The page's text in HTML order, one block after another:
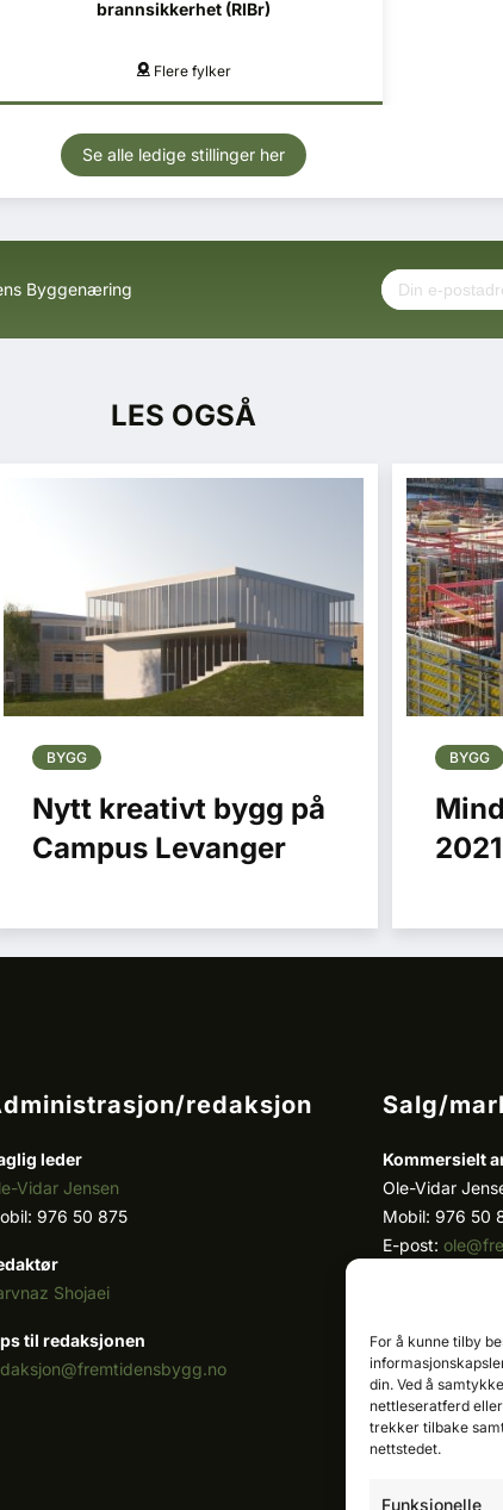
For å kunne tilby
din. Ved å
nettleseratferd
trekker tilbake
nettstedet.
Funksjonelle
Se alle ledige stillinger her
Byggenæring
LES OGSÅ
BYGG
Nytt kreativt bygg på
Campus Levanger
BYGG
2021
redaksjon
leder
Vidar Jensen
976 50 875
Shojaei
til redaksjonen
Salg/
Kommersielt
Ole-Vidar
Mobil: 976 50
E-post:
Mobil: 981 67
E-post:
Våre
Se våre